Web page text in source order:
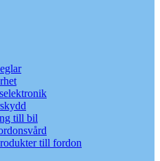
till bil
till fordon